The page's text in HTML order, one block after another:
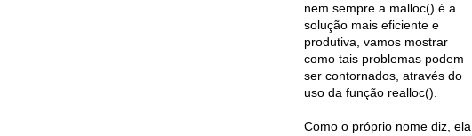
nem sempre a malloc() é a
solução mais eficiente e
produtiva, vamos mostrar
como tais problemas podem
ser contornados, através do
uso da função realloc().
Como o próprio nome diz, ela